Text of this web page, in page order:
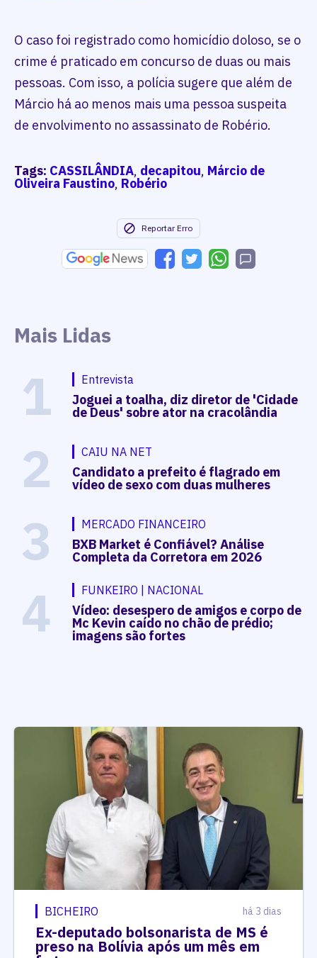
O caso foi registrado como homicídio doloso, se o
crime é praticado em concurso de duas ou mais
pessoas. Com isso, a polícia sugere que além de
Márcio há ao menos mais uma pessoa suspeita
de envolvimento no assassinato de Robério.
Tags: CASSILÂNDIA, decapitou, Márcio de
Oliveira Faustino, Robério
Reportar Erro
Mais Lidas
1 Entrevista
Joguei a toalha, diz diretor de 'Cidade
de Deus' sobre ator na cracolândia
2 CAIU NA NET
Candidato a prefeito é flagrado em
vídeo de sexo com duas mulheres
3 MERCADO FINANCEIRO
BXB Market é Confiável? Análise
Completa da Corretora em 2026
4 FUNKEIRO | NACIONAL
Vídeo: desespero de amigos e corpo de
Mc Kevin caído no chão de prédio;
imagens são fortes
BICHEIRO há 3 dias
Ex-deputado bolsonarista de MS é
preso na Bolívia após um mês em